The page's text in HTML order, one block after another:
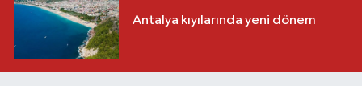
Antalya kıyılarında yeni dönem